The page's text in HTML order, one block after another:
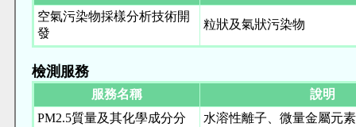
空氣污染物採樣分析技術開
發
粒狀及氣狀污染物
檢測服務
服務名稱
說明
PM2.5質量及其化學成分分
水溶性離子、微量金屬元